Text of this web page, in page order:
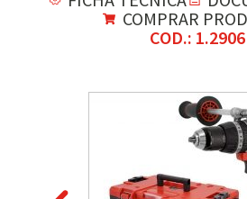
COMPRAR
COD.: 1.2906